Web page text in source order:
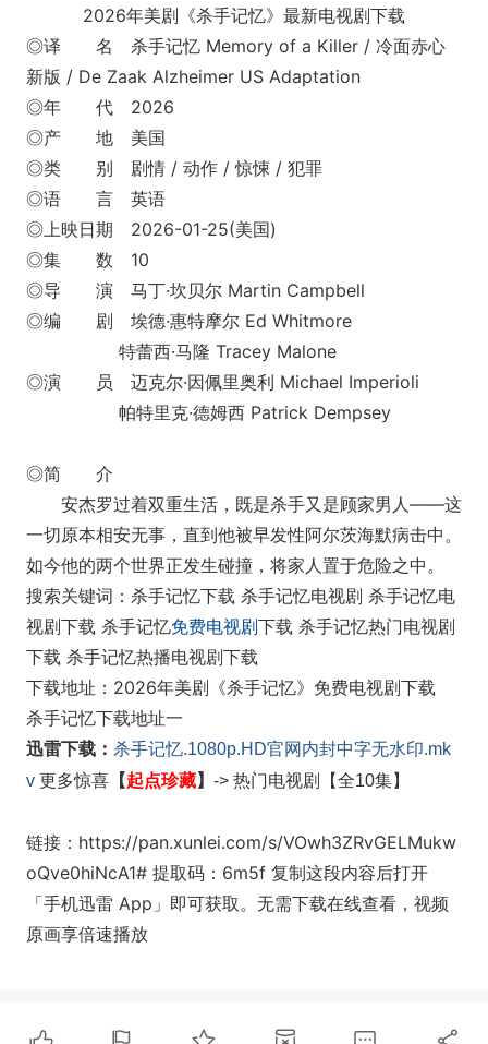
2026年美剧《杀手记忆》最新电视剧下载
◎译 名 杀手记忆 Memory of a Killer / 冷面赤心
新版 / De Zaak Alzheimer US Adaptation
◎年 代 2026
◎产 地 美国
◎类 别 剧情 / 动作 / 惊悚 / 犯罪
◎语 言 英语
◎上映日期 2026-01-25(美国)
◎集 数 10
◎导 演 马丁·坎贝尔 Martin Campbell
◎编 剧 埃德·惠特摩尔 Ed Whitmore
特蕾西·马隆 Tracey Malone
◎演 员 迈克尔·因佩里奥利 Michael Imperioli
帕特里克·德姆西 Patrick Dempsey
◎简 介
安杰罗过着双重生活，既是杀手又是顾家男人——这
一切原本相安无事，直到他被早发性阿尔茨海默病击中。
如今他的两个世界正发生碰撞，将家人置于危险之中。
搜索关键词：杀手记忆下载 杀手记忆电视剧 杀手记忆电
视剧下载 杀手记忆免费电视剧下载 杀手记忆热门电视剧
下载 杀手记忆热播电视剧下载
下载地址：2026年美剧《杀手记忆》免费电视剧下载
杀手记忆下载地址一
迅雷下载： 杀手记忆.1080p.HD官网内封中字无水印.mk
v 更多惊喜 【起点珍藏】 -> 热门电视剧 【全10集】
链接：https://pan.xunlei.com/s/VOwh3ZRvGELMukw
oQve0hiNcA1# 提取码：6m5f 复制这段内容后打开
「手机迅雷 App」即可获取。无需下载在线查看，视频
原画享倍速播放